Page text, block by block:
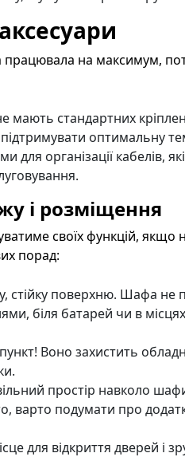
на максимум,
мають стандартних
оптимальну
організації кабелів,
і розміщення
своїх функцій, якщо
порад:
стійку поверхню. Шафа не
біля батарей чи в
Воно захистить
простір навколо шафи
варто подумати про
для відкриття дверей і